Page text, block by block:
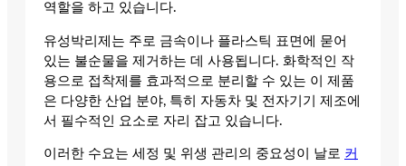
역할을 하고 있습니다.
유성박리제는 주로 금속이나 플라스틱 표면에 묻어
있는 불순물을 제거하는 데 사용됩니다. 화학적인 작
용으로 접착제를 효과적으로 분리할 수 있는 이 제품
은 다양한 산업 분야, 특히 자동차 및 전자기기 제조에
서 필수적인 요소로 자리 잡고 있습니다.
이러한 수요는 세정 및 위생 관리의 중요성이 날로 커